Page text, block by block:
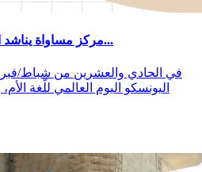
مركز مساواة يناشد المؤسسات التربوية والثقافية...
في الحادي والعشرين من شباط/
اليونسكو اليوم العالمي للّغة